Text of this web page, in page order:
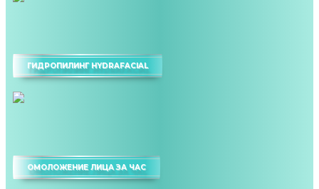
ГИДРОПИЛИНГ HYDRAFACIAL
ОМОЛОЖЕНИЕ ЛИЦА ЗА ЧАС